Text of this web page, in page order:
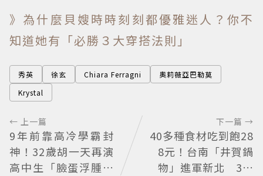
》為什麼貝嫂時時刻刻都優雅迷人？你不
知道她有「必勝３大穿搭法則」
秀英 徐玄 Chiara Ferragni
奧莉薇亞巴勒莫
Krystal
← 上一篇
9年前靠高冷學霸封
神！32歲胡一天再演
高中生「臉蛋浮腫狀
下一篇 →
40多種食材吃到飽28
8元！台南「井賀鍋
物」進軍新北 3人